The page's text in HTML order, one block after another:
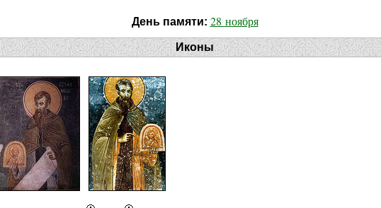
День памяти: 28 ноября
Иконы